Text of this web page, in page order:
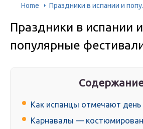
Home Праздники в испании и
Праздники в испании и
популярные
Как испанцы отмечают
Карнавалы —